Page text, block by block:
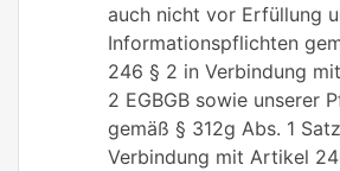
auch nicht vor Erfüllung
Informationspflichten
246 § 2 in Verbindung
2 EGBGB sowie unserer
gemäß § 312g Abs. 1
Verbindung mit Artikel